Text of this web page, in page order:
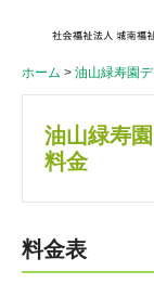
法人概要
情報開示
ホーム 油山緑寿園
油山緑寿
料金
料金表